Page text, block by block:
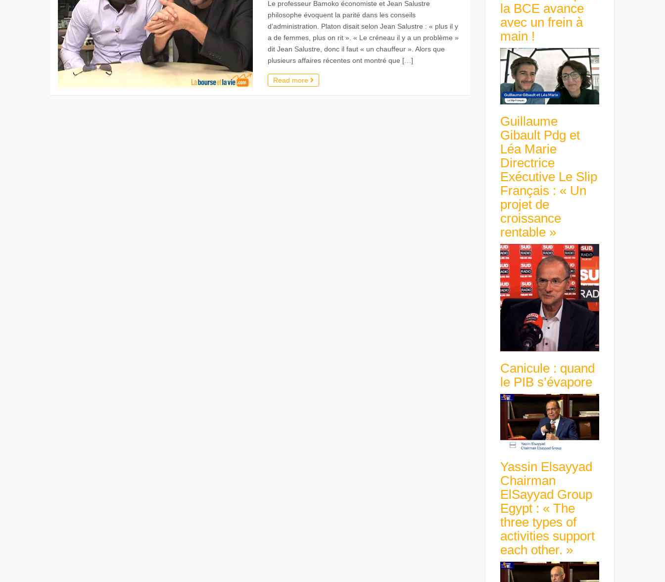
Le professeur Bamoko économiste et Jean Salustre
philosophe évoquent la parité dans les conseils
d’administration. Platon disait selon Jean Salustre : « plus il y
a de femmes, plus on rit ». « Le créneau il y a un problème »
dit Jean Salustre, donc il faut « un chauffeur ». Alors que
plusieurs affaires récentes ont montré que […]
Read more
la BCE avance
avec un frein à
main !
Guillaume
Gibault Pdg et
Léa Marie
Directrice
Exécutive Le Slip
Français : « Un
projet de
croissance
rentable »
Canicule : quand
le PIB s’évapore
Yassin Elsayyad
Chairman
ElSayyad Group
Egypt : « The
three types of
activities support
each other. »